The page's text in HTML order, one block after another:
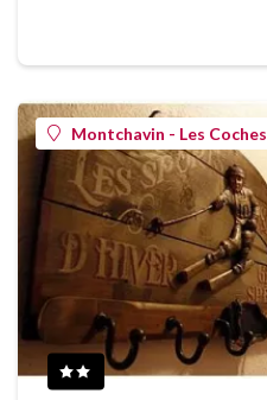
Montchavin - Les Coches